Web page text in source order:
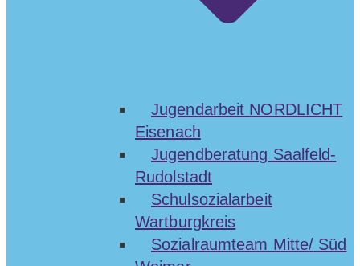
Jugendarbeit NORDLICHT
Eisenach
Jugendberatung Saalfeld-
Rudolstadt
Schulsozialarbeit
Wartburgkreis
Sozialraumteam Mitte/ Süd